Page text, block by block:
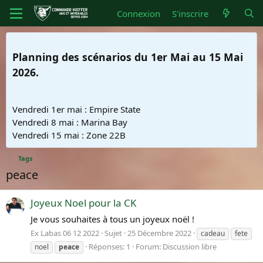
Connexion S'inscrire
Planning des scénarios du 1er Mai au 15 Mai
2026.
Vendredi 1er mai : Empire State
Vendredi 8 mai : Marina Bay
Vendredi 15 mai : Zone 22B
Tags
peace
Joyeux Noel pour la CK
Je vous souhaites à tous un joyeux noël !
Ex Labas 06 12 2022 Sujet 25 Décembre 2022 cadeau
fete
noel
peace Réponses: 1 Forum: Discussion libre